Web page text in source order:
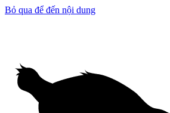
Bỏ qua để đến nội dung